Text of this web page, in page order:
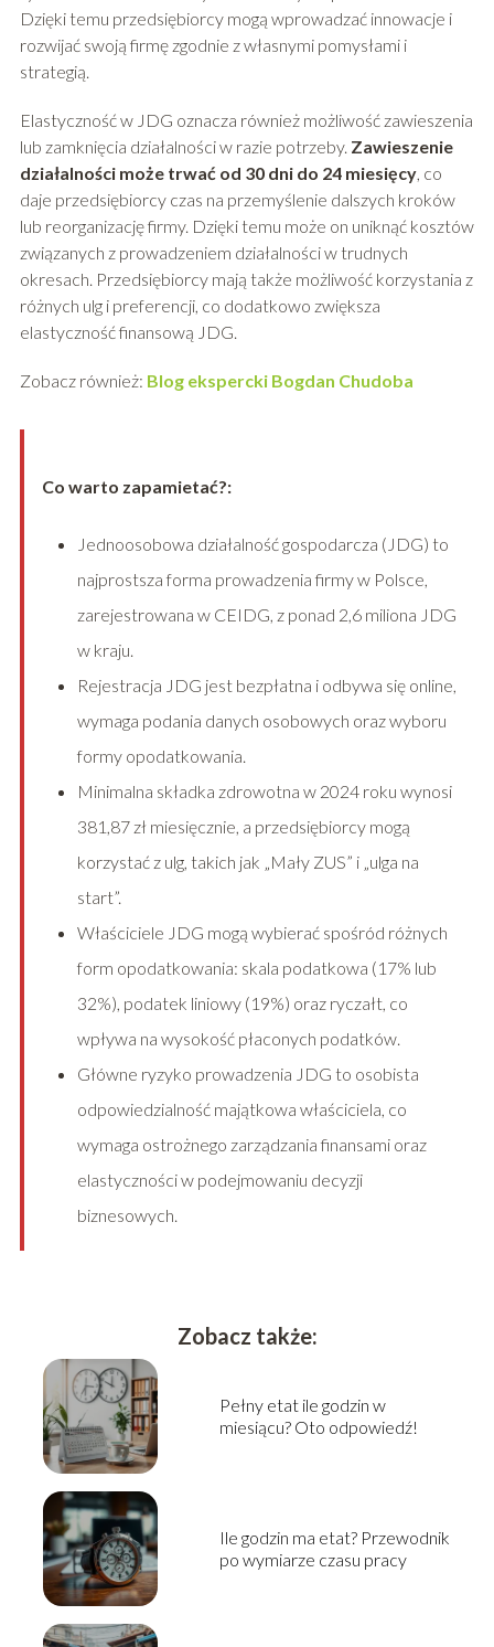
Dzięki temu przedsiębiorcy mogą wprowadzać innowacje i
rozwijać swoją firmę zgodnie z własnymi pomysłami i
strategią.
Elastyczność w JDG oznacza również możliwość zawieszenia
lub zamknięcia działalności w razie potrzeby. Zawieszenie
działalności może trwać od 30 dni do 24 miesięcy, co
daje przedsiębiorcy czas na przemyślenie dalszych kroków
lub reorganizację firmy. Dzięki temu może on uniknąć kosztów
związanych z prowadzeniem działalności w trudnych
okresach. Przedsiębiorcy mają także możliwość korzystania z
różnych ulg i preferencji, co dodatkowo zwiększa
elastyczność finansową JDG.
Zobacz również: Blog ekspercki Bogdan Chudoba
Co warto zapamietać?:
Jednoosobowa działalność gospodarcza (JDG) to
najprostsza forma prowadzenia firmy w Polsce,
zarejestrowana w CEIDG, z ponad 2,6 miliona JDG
w kraju.
Rejestracja JDG jest bezpłatna i odbywa się online,
wymaga podania danych osobowych oraz wyboru
formy opodatkowania.
Minimalna składka zdrowotna w 2024 roku wynosi
381,87 zł miesięcznie, a przedsiębiorcy mogą
korzystać z ulg, takich jak „Mały ZUS” i „ulga na
start”.
Właściciele JDG mogą wybierać spośród różnych
form opodatkowania: skala podatkowa (17% lub
32%), podatek liniowy (19%) oraz ryczałt, co
wpływa na wysokość płaconych podatków.
Główne ryzyko prowadzenia JDG to osobista
odpowiedzialność majątkowa właściciela, co
wymaga ostrożnego zarządzania finansami oraz
elastyczności w podejmowaniu decyzji
biznesowych.
Zobacz także:
Pełny etat ile godzin w
miesiącu? Oto odpowiedź!
Ile godzin ma etat? Przewodnik
po wymiarze czasu pracy